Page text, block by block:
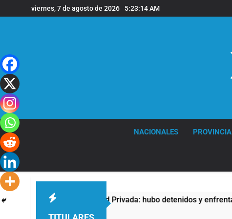
al
viernes, 7 de agosto de 2026 5:23:15 AM
NACIONALES PROVINCIA
Propiedad Privada: hubo detenidos y enfrentamientos